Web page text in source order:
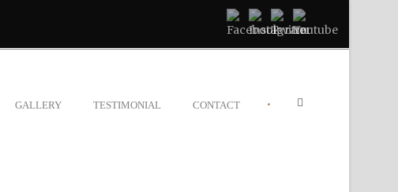
GALLERY TESTIMONIAL CONTACT •